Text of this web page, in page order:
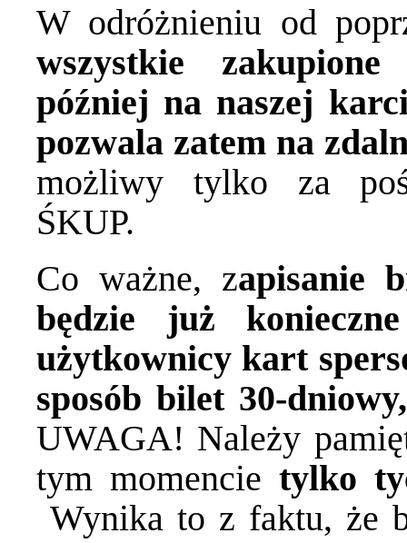
W odróżnieniu od
wszystkie
później na naszej
pozwala zatem na
możliwy tylko za
ŚKUP.
Co ważne, zapisanie
będzie już
użytkownicy kart
sposób bilet 30-
UWAGA! Należy
tym momencie tylko
Wynika to z faktu, że